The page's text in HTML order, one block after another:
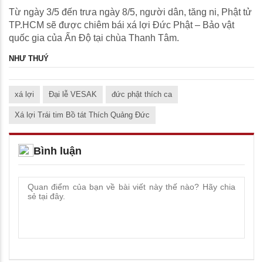
Từ ngày 3/5 đến trưa ngày 8/5, người dân, tăng ni, Phật tử
TP.HCM sẽ được chiêm bái xá lợi Đức Phật – Bảo vật
quốc gia của Ấn Độ tại chùa Thanh Tâm.
NHƯ THUÝ
xá lợi Đại lễ VESAK đức phật thích ca
Xá lợi Trái tim Bồ tát Thích Quảng Đức
Bình luận